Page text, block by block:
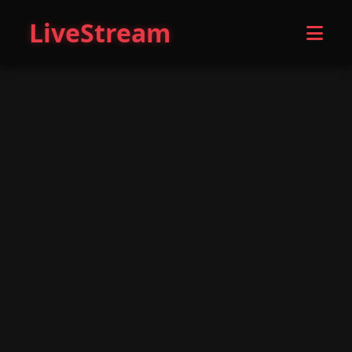
LiveStream